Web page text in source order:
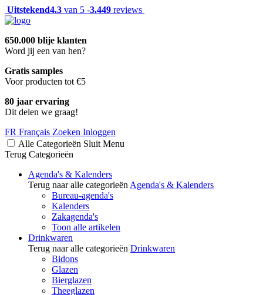
Uitstekend4.3 van 5 -3.449 reviews
650.000 blije klanten
Word jij een van hen?
Gratis samples
Voor producten tot €5
80 jaar ervaring
Dit delen we graag!
FR Français Zoeken Inloggen
Alle Categorieën Sluit Menu
Terug Categorieën
Agenda's & Kalenders
Terug naar alle categorieën Agenda's & Kalenders
Bureau-agenda's
Kalenders
Zakagenda's
Toon alle artikelen
Drinkwaren
Terug naar alle categorieën Drinkwaren
Bidons
Glazen
Bierglazen
Theeglazen